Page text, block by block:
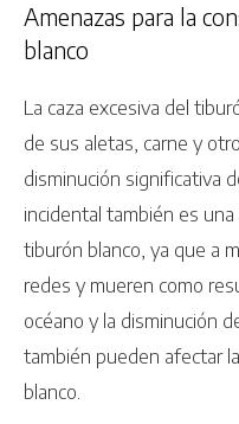
Amenazas para la
blanco
La caza excesiva del
de sus aletas, carne y
disminución significativa
incidental también es
tiburón blanco, ya que a
redes y mueren como
océano y la disminución
también pueden afectar
blanco.